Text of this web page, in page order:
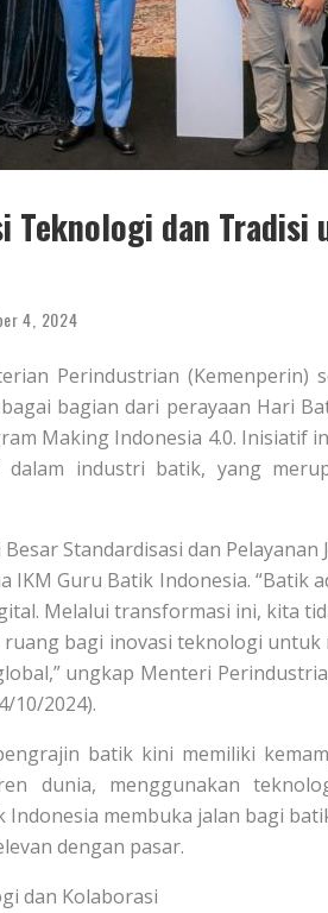
Teknologi dan Tradisi
4, 2024
Perindustrian (Kemenperin)
bagian dari perayaan Hari
Making Indonesia 4.0. Inisiatif
industri batik, yang
Standardisasi dan
IKM Guru Batik Indonesia. “Batik
Melalui transformasi ini, kita
bagi inovasi teknologi untuk
ungkap Menteri
10/2024).
batik kini memiliki
dunia, menggunakan
Indonesia membuka jalan bagi
dengan pasar.
dan Kolaborasi